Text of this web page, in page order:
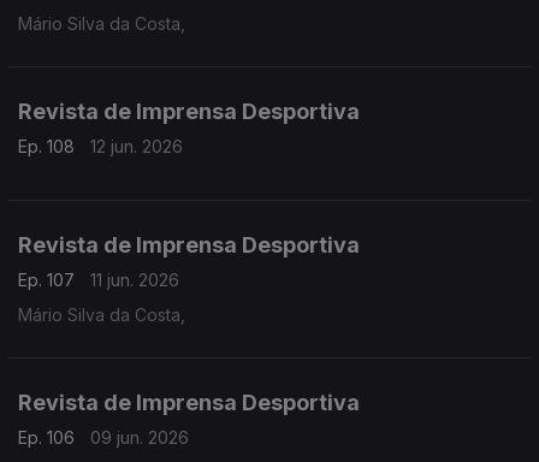
Mário Silva da Costa,
Revista de Imprensa Desportiva
Ep. 108 12 jun. 2026
Revista de Imprensa Desportiva
Ep. 107
11 jun. 2026
Mário Silva da Costa,
Revista de Imprensa Desportiva
Ep. 106 09 jun. 2026